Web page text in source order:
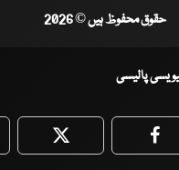
حقوق محفوظ ہیں © 2026
پالیسی
Twitter